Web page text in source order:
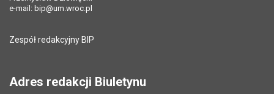
Data ostatniej aktualizacji:
Adres e-mail znajomego
Pytanie antyspamowe
e-mail: bip@um.wroc.pl
Zespół redakcyjny BIP
Adres redakcji Biuletynu